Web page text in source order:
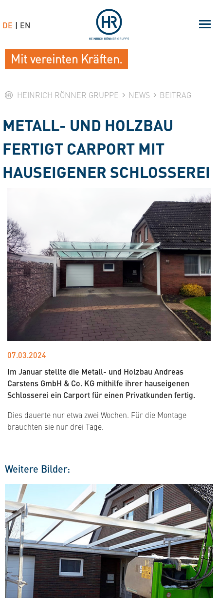
HEINRICH RÖNNER GRUPPE NEWS BEITRAG
METALL- UND HOLZBAU
FERTIGT CARPORT MIT
HAUSEIGENER SCHLOSSEREI
07.03.2024
Im Januar stellte die Metall- und Holzbau Andreas
Carstens GmbH & Co. KG mithilfe ihrer hauseigenen
Schlosserei ein Carport für einen Privatkunden fertig.
Dies dauerte nur etwa zwei Wochen. Für die Montage
brauchten sie nur drei Tage.
Weitere Bilder:
Mit vereinten Kräften.
DE EN